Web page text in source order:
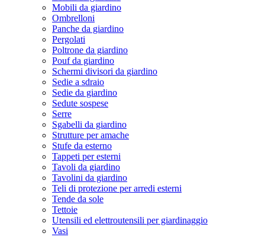
Mobili da giardino
Ombrelloni
Panche da giardino
Pergolati
Poltrone da giardino
Pouf da giardino
Schermi divisori da giardino
Sedie a sdraio
Sedie da giardino
Sedute sospese
Serre
Sgabelli da giardino
Strutture per amache
Stufe da esterno
Tappeti per esterni
Tavoli da giardino
Tavolini da giardino
Teli di protezione per arredi esterni
Tende da sole
Tettoie
Utensili ed elettroutensili per giardinaggio
Vasi